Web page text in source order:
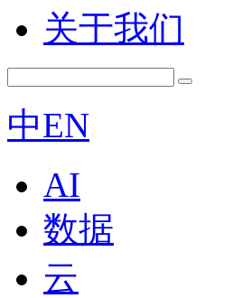
关于我们
中EN
AI
数据
云